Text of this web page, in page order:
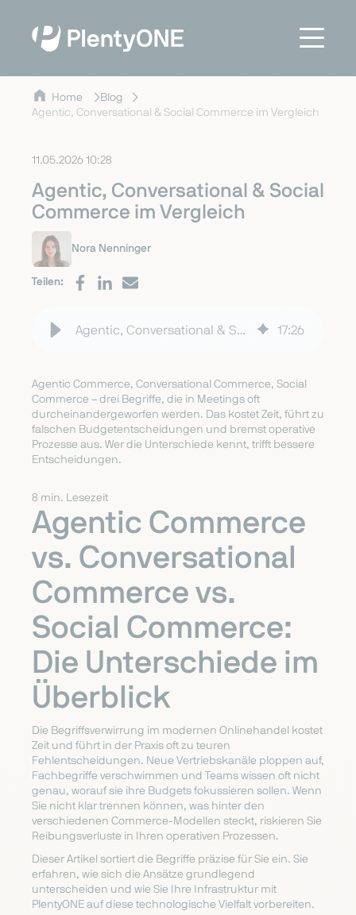
Home
Blog
Agentic, Conversational & Social Commerce im Vergleich
11.05.2026 10:28
Agentic, Conversational & Social
Commerce im Vergleich
Nora Nenninger
Teilen:
Agentic, Conversational & Social Commerce im Vergleich 17:26
Agentic Commerce, Conversational Commerce, Social
Commerce – drei Begriffe, die in Meetings oft
durcheinandergeworfen werden. Das kostet Zeit, führt zu
falschen Budgetentscheidungen und bremst operative
Prozesse aus. Wer die Unterschiede kennt, trifft bessere
Entscheidungen.
8 min. Lesezeit
Agentic Commerce
vs. Conversational
Commerce vs.
Social Commerce:
Die Unterschiede im
Überblick
Die Begriffsverwirrung im modernen Onlinehandel kostet
Zeit und führt in der Praxis oft zu teuren
Fehlentscheidungen. Neue Vertriebskanäle ploppen auf,
Fachbegriffe verschwimmen und Teams wissen oft nicht
genau, worauf sie ihre Budgets fokussieren sollen. Wenn
Sie nicht klar trennen können, was hinter den
verschiedenen Commerce-Modellen steckt, riskieren Sie
Reibungsverluste in Ihren operativen Prozessen.
Dieser Artikel sortiert die Begriffe präzise für Sie ein. Sie
erfahren, wie sich die Ansätze grundlegend
unterscheiden und wie Sie Ihre Infrastruktur mit
PlentyONE auf diese technologische Vielfalt vorbereiten.